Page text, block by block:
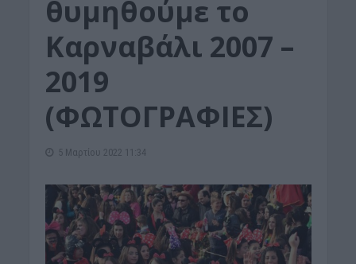
θυμηθούμε το
Καρναβάλι 2007 –
2019
(ΦΩΤΟΓΡΑΦΙΕΣ)
5 Μαρτίου 2022 11:34